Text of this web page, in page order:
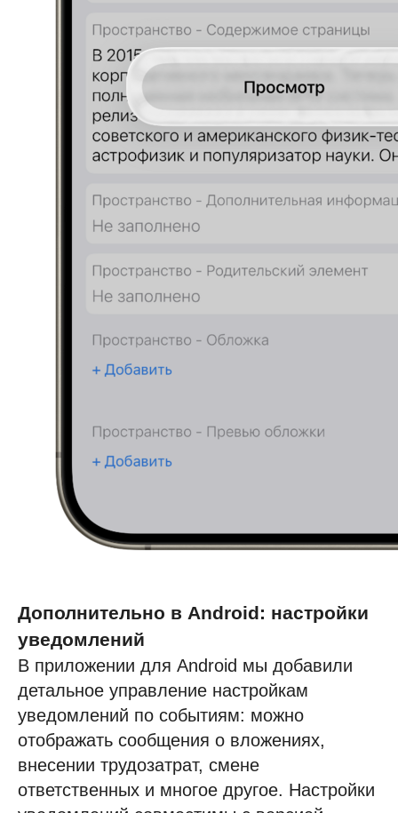
Дополнительно в Android: настройки
уведомлений
В приложении для Android мы добавили
детальное управление настройкам
уведомлений по событиям: можно
отображать сообщения о вложениях,
внесении трудозатрат, смене
ответственных и многое другое. Настройки
База знаний
Корпоративные коммуникации
Проектное управление
HR-система (HRM/HCM)
Корпоративный портал
Service Desk
SRM-система
1F Teams
Консалтинг
Строительство и недвижимость
Страхование
Фарминдустрия
Производственные компании
IT-компании
Розничная торговля
Госсектор
Образование
Промышленность